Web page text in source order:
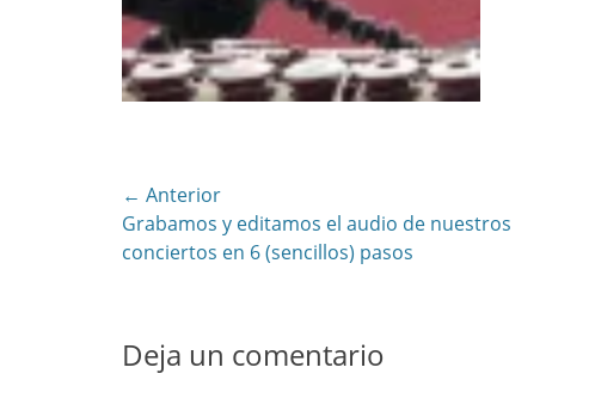
Navegación
de
← Anterior
Entrada
anterior:
Grabamos y editamos el audio de nuestros
conciertos en 6 (sencillos) pasos
Deja un comentario